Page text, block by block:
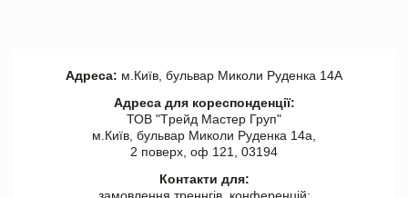
Адреса: м.Київ, бульвар Миколи Руденка 14А
Адреса для кореспонденції:
ТОВ "Tрейд Мастер Груп"
м.Київ, бульвар Миколи Руденка 14а,
2 поверх, оф 121, 03194
Контакти для: